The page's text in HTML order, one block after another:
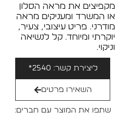
מקפיצים את מראה הסלון
או המשרד ומעניקים מראה
מודרני. פריט עיצובי, צעיר,
יוקרתי ומיוחד. קל לנשיאה
וניקוי.
ליצירת קשר: 2540*
השאירו פרטים
שתפו את המוצר עם חברים: